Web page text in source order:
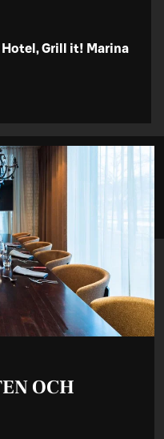
Hotel, Grill it! Marina
OCH